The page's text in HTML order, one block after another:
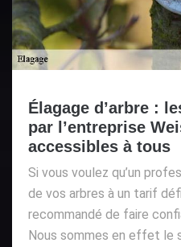
Élagage d’arbre :
par l’entreprise
accessibles à tous
Si vous voulez qu’un
de vos arbres à un tarif
recommandé de faire
Nous sommes en effet le